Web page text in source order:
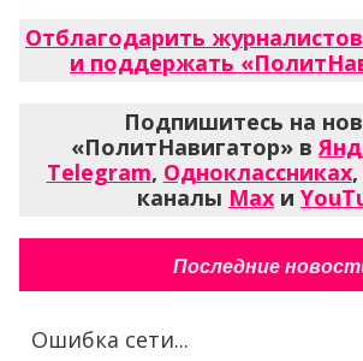
Отблагодарить
и поддержать
Подпишитесь на
«ПолитНавигатор» в
Telegram, Одноклассниках,
каналы Max и
Последние
Ошибка сети...